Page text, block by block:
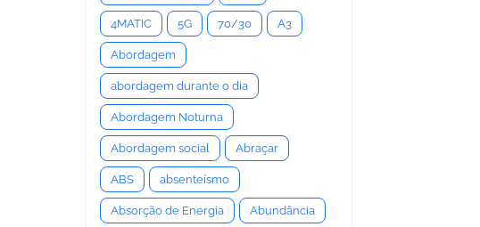
4MATIC 5G 70/30 A3
Abordagem
abordagem durante o dia
Abordagem Noturna
Abordagem social Abraçar
ABS absenteísmo
Absorção de Energia Abundância